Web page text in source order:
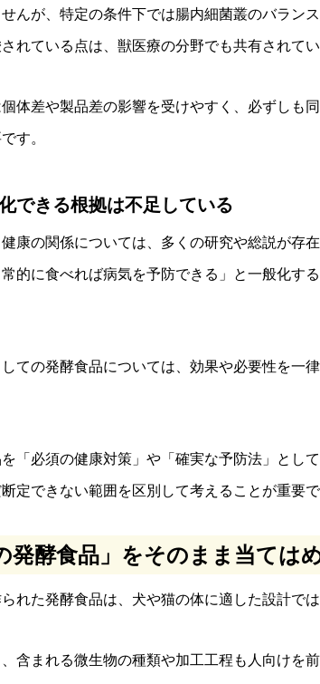
んが、特定の条件下では腸内細菌叢のバラン
れている点は、獣医療の分野でも共有されてい
体差や製品差の影響を受けやすく、必ずしも
す。
できる根拠は不足している
康の関係については、多くの研究や総説が存
的に食べれば病気を予防できる」と一般化す
ての発酵食品については、効果や必要性を一
「必須の健康対策」や「確実な予防法」とし
定できない範囲を区別して考えることが重要で
発酵食品」をそのまま当ては
れた発酵食品は、犬や猫の体に適した設計では
含まれる微生物の種類や加工工程も人向けを